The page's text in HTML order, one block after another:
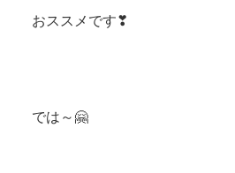
おススメです❣
では～🤗